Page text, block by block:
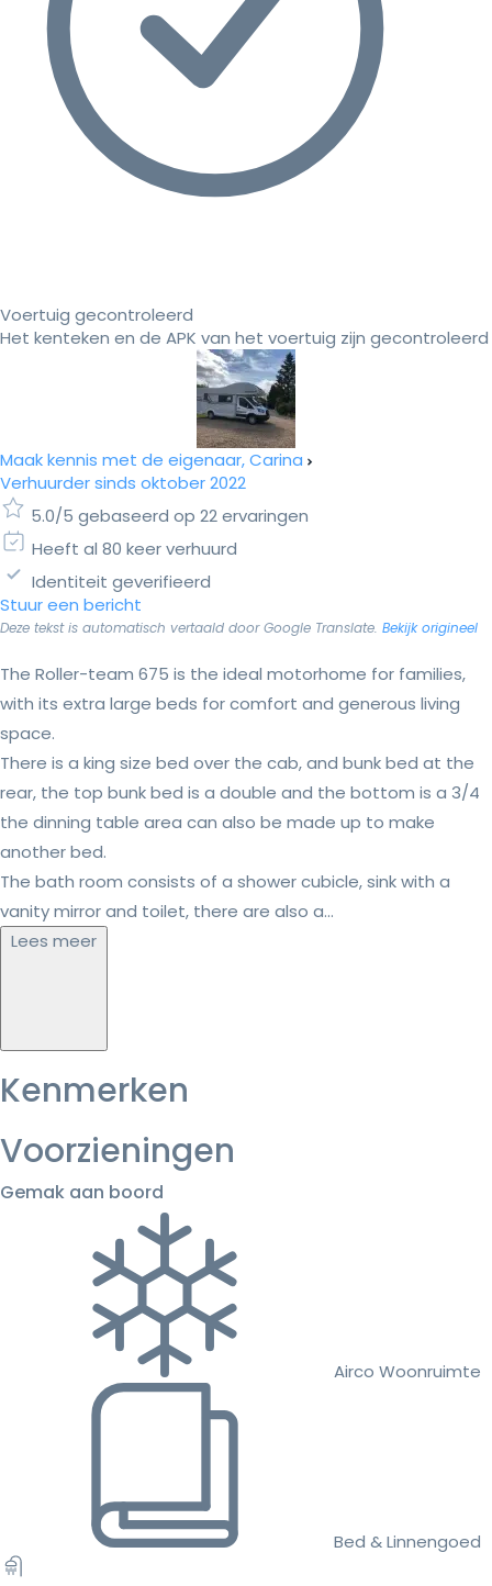
Voertuig gecontroleerd
Het kenteken en de APK van het voertuig zijn gecontroleerd
Maak kennis met de eigenaar, Carina
Verhuurder sinds oktober 2022
5.0/5 gebaseerd op 22 ervaringen
Heeft al 80 keer verhuurd
Identiteit geverifieerd
Stuur een bericht
Deze tekst is automatisch vertaald door Google Translate. Bekijk origineel
The Roller-team 675 is the ideal motorhome for families,
with its extra large beds for comfort and generous living
space.
There is a king size bed over the cab, and bunk bed at the
rear, the top bunk bed is a double and the bottom is a 3/4
the dinning table area can also be made up to make
another bed.
The bath room consists of a shower cubicle, sink with a
vanity mirror and toilet, there are also a...
Lees meer
Kenmerken
Voorzieningen
Gemak aan boord
Airco Woonruimte
Bed & Linnengoed